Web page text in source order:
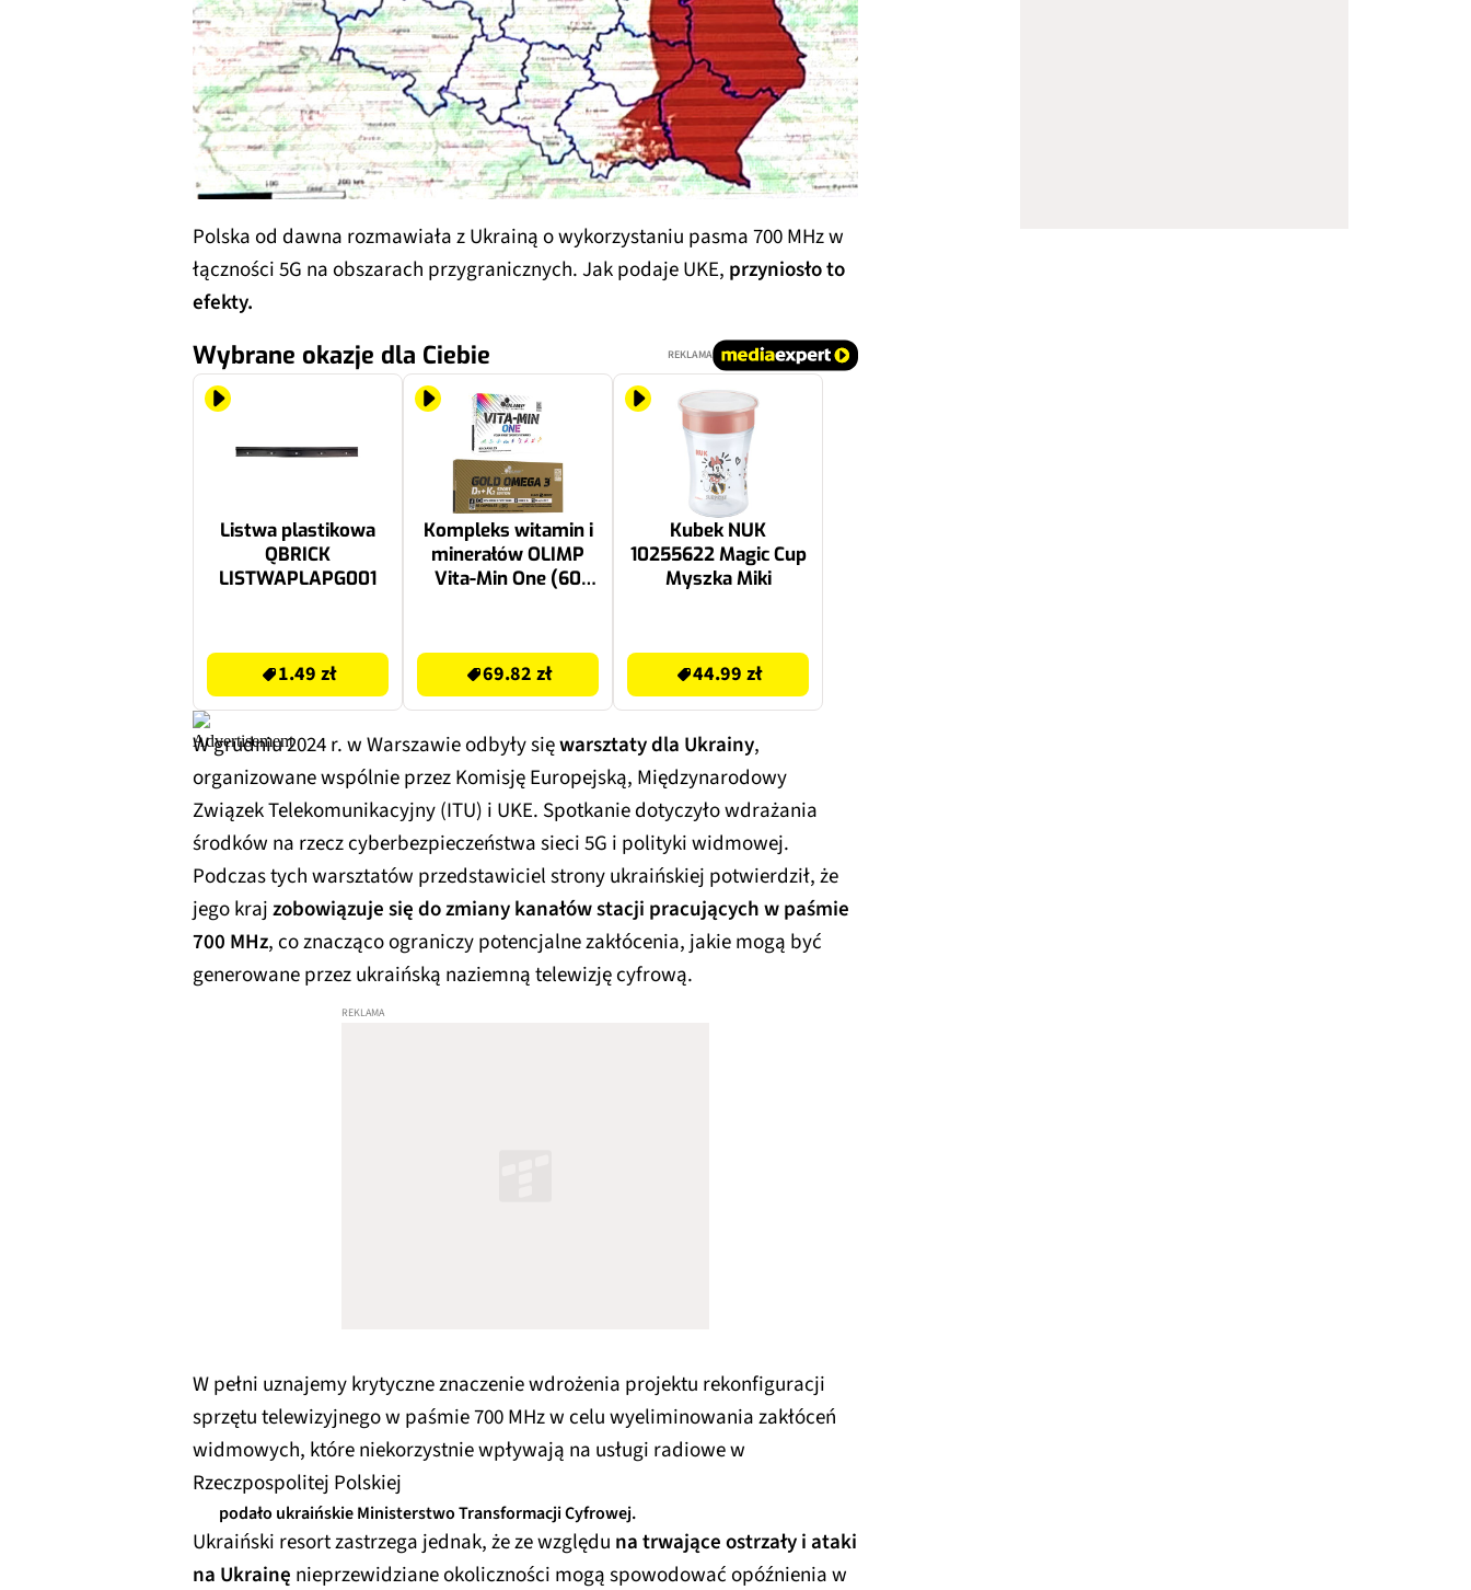
Polska od dawna rozmawiała z Ukrainą o wykorzystaniu pasma 700 MHz w
łączności 5G na obszarach przygranicznych. Jak podaje UKE, przyniosło to
efekty.
Wybrane okazje dla Ciebie REKLAMA
Listwa plastikowa
QBRICK
LISTWAPLAPG001
1.49 zł
Kompleks witamin i
minerałów OLIMP
Vita-Min One (60
D3+K2 OLIMP Gold
Omega 3 Sport
Edition (60
69.82 zł
Kubek NUK
10255622 Magic Cup
Myszka Miki
44.99 zł
W grudniu 2024 r. w Warszawie odbyły sięwarsztaty dla Ukrainy,
organizowane wspólnie przez Komisję Europejską, Międzynarodowy
Związek Telekomunikacyjny (ITU) i UKE. Spotkanie dotyczyło wdrażania
środków na rzecz cyberbezpieczeństwa sieci 5G i polityki widmowej.
Podczas tych warsztatów przedstawiciel strony ukraińskiej potwierdził, że
jego krajzobowiązuje się do zmiany kanałów stacji pracujących w paśmie
700 MHz, co znacząco ograniczy potencjalne zakłócenia, jakie mogą być
generowane przez ukraińską naziemną telewizję cyfrową.
W pełni uznajemy krytyczne znaczenie wdrożenia projektu rekonfiguracji
sprzętu telewizyjnego w paśmie 700 MHz w celu wyeliminowania zakłóceń
widmowych, które niekorzystnie wpływają na usługi radiowe w
Rzeczpospolitej Polskiej
podało ukraińskie Ministerstwo Transformacji Cyfrowej.
Ukraiński resort zastrzega jednak, że ze względu na trwające ostrzały i ataki
na Ukrainę nieprzewidziane okoliczności mogą spowodować opóźnienia w